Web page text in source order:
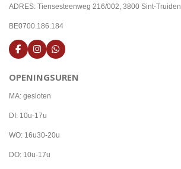
ADRES: Tiensesteenweg 216/002, 3800 Sint-Truiden
BE0700.186.184
F
a
e
o
I
n
t
g
m
W
h
t
OPENINGSUREN
MA: gesloten
DI: 10u-17u
WO: 16u30-20u
DO: 10u-17u